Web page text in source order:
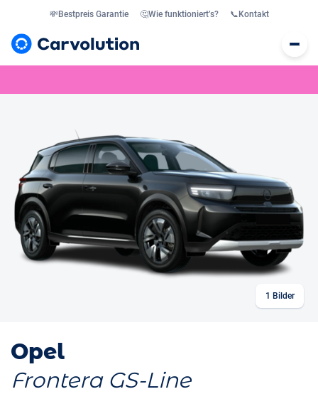
💸Bestpreis Garantie 🤔Wie funktioniert’s? 📞 Kontakt
1 Bilder
Opel
Frontera GS-Line